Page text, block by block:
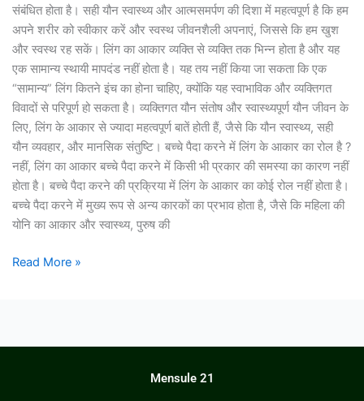
संबंधित होता है। सही यौन स्वास्थ्य और आत्मसमर्पण की दिशा में महत्वपूर्ण है कि हम
अपने शरीर को स्वीकार करें और स्वस्थ जीवनशैली अपनाएं, जिससे कि हम खुश
और स्वस्थ रह सकें। लिंग का आकार व्यक्ति से व्यक्ति तक भिन्न होता है और यह
एक सामान्य स्थायी मापदंड नहीं होता है। यह तय नहीं किया जा सकता कि एक
“सामान्य” लिंग कितने इंच का होना चाहिए, क्योंकि यह स्वाभाविक और व्यक्तिगत
विवादों से परिपूर्ण हो सकता है। व्यक्तिगत यौन संतोष और स्वास्थ्यपूर्ण यौन जीवन के
लिए, लिंग के आकार से ज्यादा महत्वपूर्ण बातें होती हैं, जैसे कि यौन स्वास्थ्य, सही
यौन व्यवहार, और मानसिक संतुष्टि। बच्चे पैदा करने में लिंग के आकार का रोल है ?
नहीं, लिंग का आकार बच्चे पैदा करने में किसी भी प्रकार की समस्या का कारण नहीं
होता है। बच्चे पैदा करने की प्रक्रिया में लिंग के आकार का कोई रोल नहीं होता है।
बच्चे पैदा करने में मुख्य रूप से अन्य कारकों का प्रभाव होता है, जैसे कि महिला की
योनि का आकार और स्वास्थ्य, पुरुष की
Read More »
Mensule 21